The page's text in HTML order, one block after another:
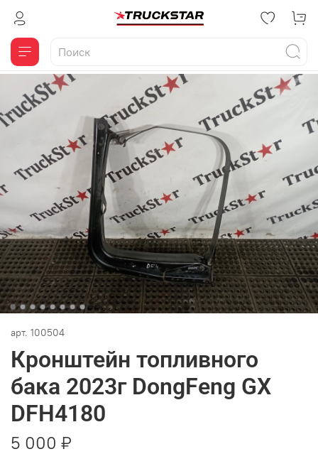
арт. 100504
Кронштейн топливного
бака 2023г DongFeng GX
DFH4180
5 000 ₽